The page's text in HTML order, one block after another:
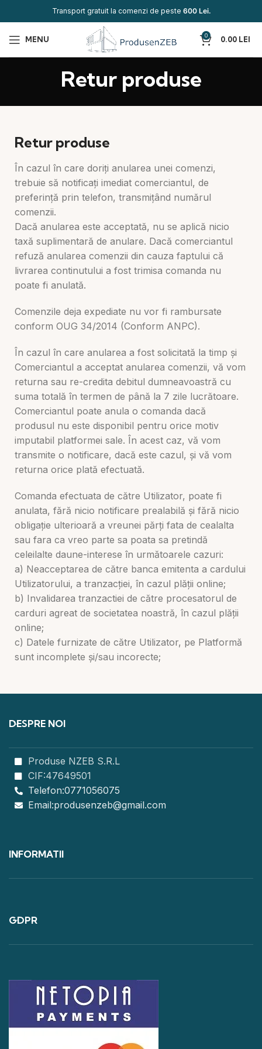
Transport gratuit la comenzi de peste 600 Lei.
MENU 0 0.00 LEI
Retur produse
Retur produse
În cazul în care doriți anularea unei comenzi,
trebuie să notificați imediat comerciantul, de
preferință prin telefon, transmițând numărul
comenzii.
Dacă anularea este acceptată, nu se aplică nicio
taxă suplimentară de anulare. Dacă comerciantul
refuză anularea comenzii din cauza faptului că
livrarea continutului a fost trimisa comanda nu
poate fi anulată.
Comenzile deja expediate nu vor fi rambursate
conform OUG 34/2014 (Conform ANPC).
În cazul în care anularea a fost solicitată la timp și
Comerciantul a acceptat anularea comenzii, vă vom
returna sau re-credita debitul dumneavoastră cu
suma totală în termen de până la 7 zile lucrătoare.
Comerciantul poate anula o comanda dacă
produsul nu este disponibil pentru orice motiv
imputabil platformei sale. În acest caz, vă vom
transmite o notificare, dacă este cazul, și vă vom
returna orice plată efectuată.
Comanda efectuata de către Utilizator, poate fi
anulata, fără nicio notificare prealabilă și fără nicio
obligație ulterioară a vreunei părți fata de cealalta
sau fara ca vreo parte sa poata sa pretindă
celeilalte daune-interese în următoarele cazuri:
a) Neacceptarea de către banca emitenta a cardului
Utilizatorului, a tranzacției, în cazul plății online;
b) Invalidarea tranzactiei de către procesatorul de
carduri agreat de societatea noastră, în cazul plății
online;
c) Datele furnizate de către Utilizator, pe Platformă
sunt incomplete și/sau incorecte;
DESPRE NOI
Produse NZEB S.R.L
CIF:47649501
Telefon:0771056075
Email:produsenzeb@gmail.com
INFORMATII
GDPR